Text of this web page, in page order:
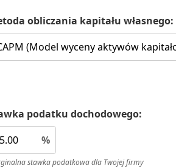
obliczania kapitału własnego:
podatku dochodowego:
%
stawka podatkowa dla Twojej firmy